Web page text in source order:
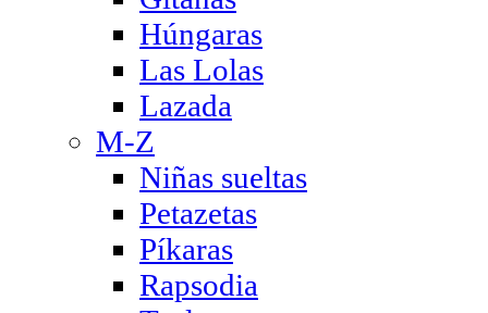
Húngaras
Las Lolas
Lazada
M-Z
Niñas sueltas
Petazetas
Píkaras
Rapsodia